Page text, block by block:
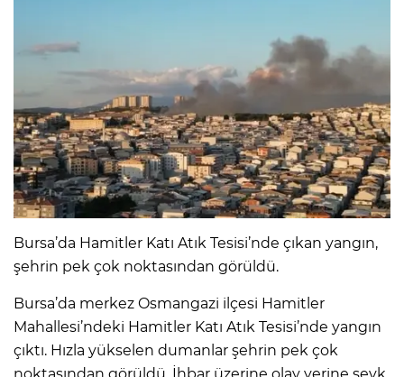
Bursa’da Hamitler Katı Atık Tesisi’nde çıkan yangın,
şehrin pek çok noktasından görüldü.
Bursa’da merkez Osmangazi ilçesi Hamitler
Mahallesi’ndeki Hamitler Katı Atık Tesisi’nde yangın
çıktı. Hızla yükselen dumanlar şehrin pek çok